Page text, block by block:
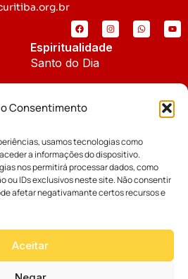
Consentimento
usamos tecnologias como
a informações do dispositivo.
nos permitirá processar dados, como
ou IDs exclusivos neste site. Não consentir
afetar negativamante certos recursos e
Aceitar
Espiritualidade
Santo do Dia
Cúria Diocesana
Fundo Diocesano
Vicariatos da Educação
Eventos